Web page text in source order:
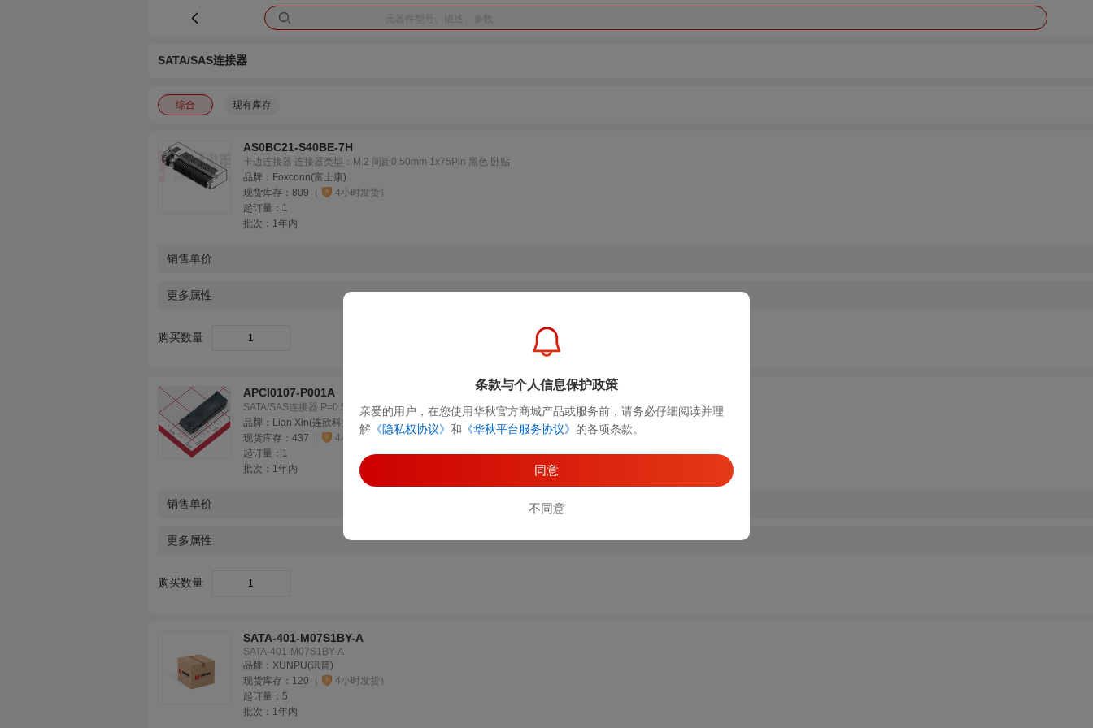
SATA/SAS连接器
综合 现有库存
AS0BC21-S40BE-7H
卡边连接器 连接器类型：M.2 间距0.50mm 1x75Pin 黑色 卧贴
品牌： Foxconn(富士康)
现货库存： 809 （
4小时发货）
起订量： 1
批次： 1年内
销售单价
更多属性
购买数量
APCI0107-P001A
SATA/SAS连接器 P=0.5mm 67Pin 卧贴
品牌： Lian Xin(连欣科技)
现货库存： 437 （
4小时发货）
起订量： 1
批次： 1年内
销售单价
更多属性
购买数量
SATA-401-M07S1BY-A
SATA-401-M07S1BY-A
品牌： XUNPU(讯普)
现货库存： 120 （
4小时发货）
起订量： 5
批次： 1年内
条款与个人信息保护政策
亲爱的用户，在您使用华秋官方商城产品或服务前，请务必仔细阅读并理
解 《隐私权协议》 和 《华秋平台服务协议》 的各项条款。
同意
不同意